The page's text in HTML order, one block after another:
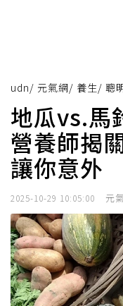
udn/ 元氣網/ 養生/ 聰
地瓜vs.馬
營養師揭
讓你意外
2025-10-29 10:05:00 元